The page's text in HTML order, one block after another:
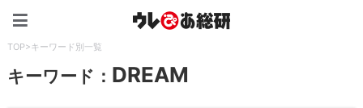
TOP>キーワード別一覧
キーワード： DREAM